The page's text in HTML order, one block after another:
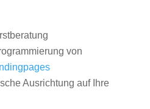
von
Ausrichtung auf Ihre